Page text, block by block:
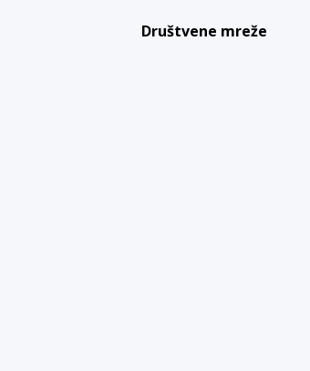
Društvene mreže